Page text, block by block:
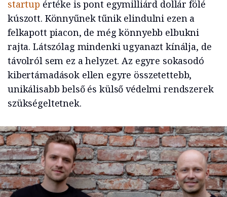
startup értéke is pont egymilliárd dollár fölé
kúszott. Könnyűnek tűnik elindulni ezen a
felkapott piacon, de még könnyebb elbukni
rajta. Látszólag mindenki ugyanazt kínálja, de
távolról sem ez a helyzet. Az egyre sokasodó
kibertámadások ellen egyre összetettebb,
unikálisabb belső és külső védelmi rendszerek
szükségeltetnek.